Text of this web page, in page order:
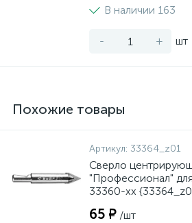
В наличии 163
- + шт
Похожие товары
Артикул: 33364_z01
Сверло
"Профессионал"
33360-хх
65 ₽ /шт